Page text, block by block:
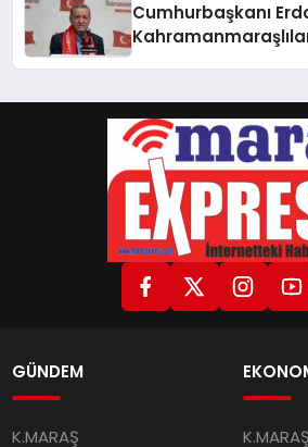
Cumhurbaşkanı
GÜNDEM
K.MARAŞ K.MARAŞ